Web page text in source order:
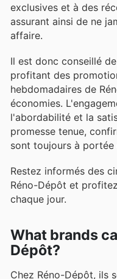
exclusives et à des
assurant ainsi de ne
affaire.
Il est donc conseillé
profitant des
hebdomadaires de
économies.
l'abordabilité et la
promesse tenue,
sont toujours à portée
Restez informés des
Réno-Dépôt et
chaque jour.
What brands
Dépôt?
Chez Réno-Dépôt, ils